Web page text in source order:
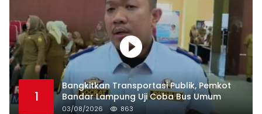
1
Bangkitkan Transportasi Publik, Pemkot
Bandar Lampung Uji Coba Bus Umum
03/08/2026 863